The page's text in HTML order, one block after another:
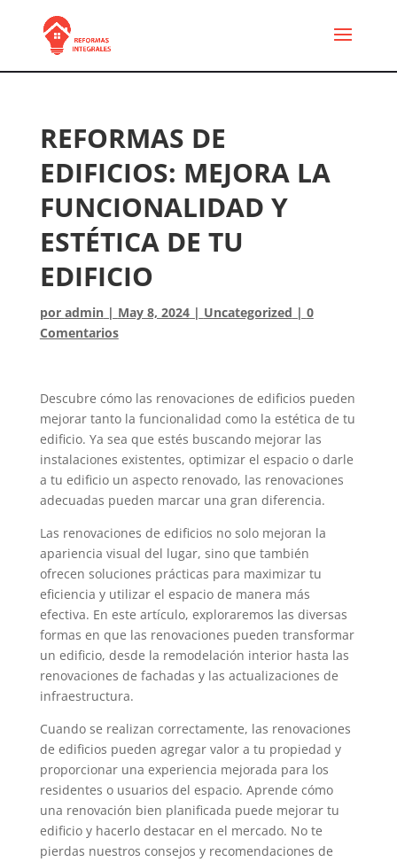
REFORMAS DE
EDIFICIOS: MEJORA LA
FUNCIONALIDAD Y
ESTÉTICA DE TU
EDIFICIO
por admin| May 8, 2024| Uncategorized | 0
Comentarios
Descubre cómo las renovaciones de edificios pueden
mejorar tanto la funcionalidad como la estética de tu
edificio. Ya sea que estés buscando mejorar las
instalaciones existentes, optimizar el espacio o darle
a tu edificio un aspecto renovado, las renovaciones
adecuadas pueden marcar una gran diferencia.
Las renovaciones de edificios no solo mejoran la
apariencia visual del lugar, sino que también
ofrecen soluciones prácticas para maximizar tu
eficiencia y utilizar el espacio de manera más
efectiva. En este artículo, exploraremos las diversas
formas en que las renovaciones pueden transformar
un edificio, desde la remodelación interior hasta las
renovaciones de fachadas y las actualizaciones de
infraestructura.
Cuando se realizan correctamente, las renovaciones
de edificios pueden agregar valor a tu propiedad y
proporcionar una experiencia mejorada para los
residentes o usuarios del espacio. Aprende cómo
una renovación bien planificada puede mejorar tu
edificio y hacerlo destacar en el mercado. No te
pierdas nuestros consejos y recomendaciones de